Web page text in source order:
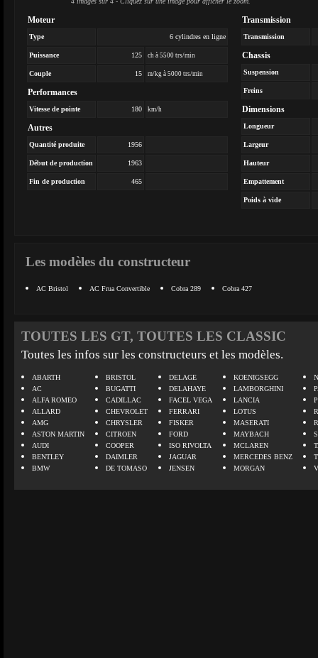
Moteur
Type 6 cylindres en ligne
Puissance 125 ch à 5500 trs/min
Couple 15 m/kg à 5000 trs/min
Performances
Vitesse de pointe 180 km/h
Autres
Quantité produite 1956
Début de production 1963
Fin de production 465
Transmission
Transmission
Chassis
Suspension
Freins
Dimensions
Longueur
Largeur
Hauteur
Empattement
Poids à vide
Les modèles du constructeur
AC Bristol AC Frua Convertible Cobra 289 Cobra 427
TOUTES LES GT, TOUTES LES CLASSIC
Toutes les infos sur les constructeurs et les modèles.
ABARTH
AC
ALFA ROMEO
ALLARD
AMG
ASTON MARTIN
AUDI
BENTLEY
BMW
BRISTOL
BUGATTI
CADILLAC
CHEVROLET
CHRYSLER
CITROEN
COOPER
DAIMLER
DE TOMASO
DELAGE
DELAHAYE
FACEL VEGA
FERRARI
FISKER
FORD
ISO RIVOLTA
JAGUAR
JENSEN
KOENIGSEGG
LAMBORGHINI
LANCIA
LOTUS
MASERATI
MAYBACH
MCLAREN
MERCEDES BENZ
MORGAN